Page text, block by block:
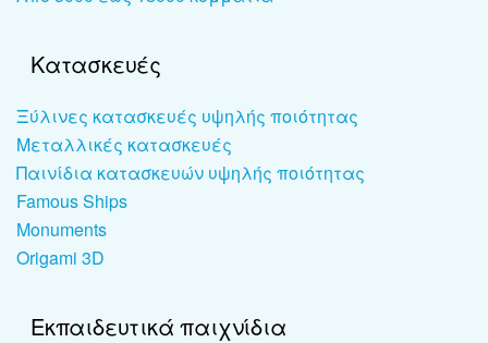
Κατασκευές
Ξύλινες κατασκευές υψηλής ποιότητας
Μεταλλικές κατασκευές
Παινίδια κατασκευών υψηλής ποιότητας
Famous Ships
Monuments
Origami 3D
Εκπαιδευτικά παιχνίδια